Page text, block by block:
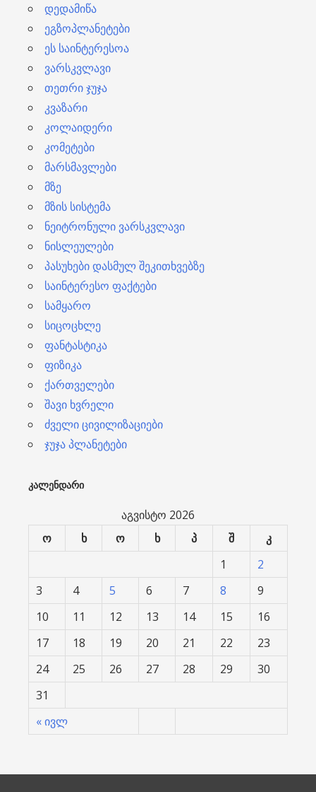
დედამიწა
ეგზოპლანეტები
ეს საინტერესოა
ვარსკვლავი
თეთრი ჯუჯა
კვაზარი
კოლაიდერი
კომეტები
მარსმავლები
მზე
მზის სისტემა
ნეიტრონული ვარსკვლავი
ნისლეულები
პასუხები დასმულ შეკითხვებზე
საინტერესო ფაქტები
სამყარო
სიცოცხლე
ფანტასტიკა
ფიზიკა
ქართველები
შავი ხვრელი
ძველი ცივილიზაციები
ჯუჯა პლანეტები
ᲙᲐᲚᲔᲜᲓᲐᲠᲘ
აგვისტო 2026
ო
ხ ო ხ პ შ კ
« ივლ
1
2
3
4 5 6 7 8
9
10
11 12 13 14 15
16
17
18 19 20 21 22
23
24
25 26 27 28 29
30
31